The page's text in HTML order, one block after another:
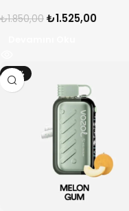
₺1.850,00 ₺1.525,00
-18%